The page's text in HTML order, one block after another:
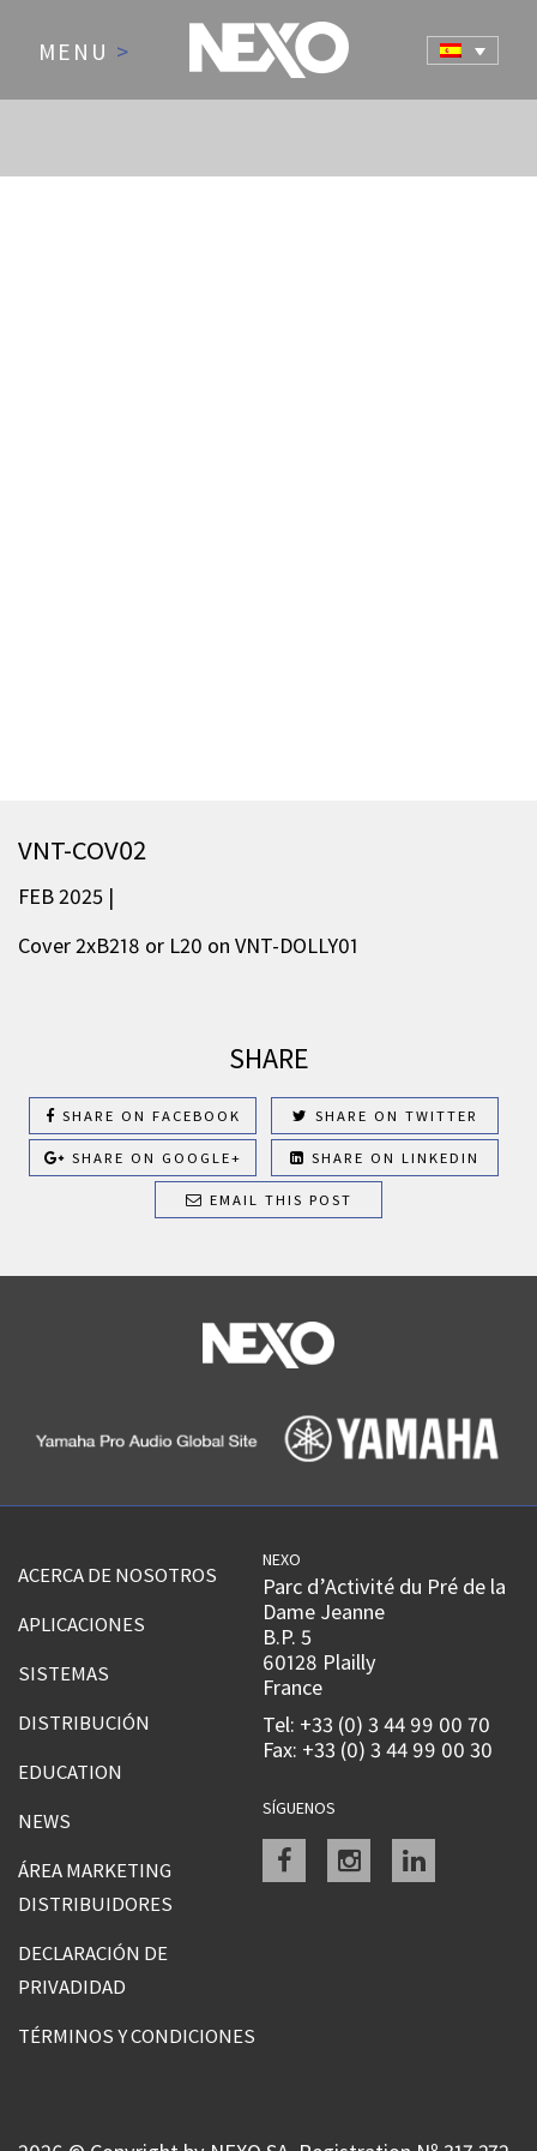
MENU >
VNT-COV02
FEB 2025 |
Cover 2xB218 or L20 on VNT-DOLLY01
SHARE
SHARE ON FACEBOOK SHARE ON TWITTER
SHARE ON GOOGLE+ SHARE ON LINKEDIN
EMAIL THIS POST
ACERCA DE NOSOTROS
APLICACIONES
SISTEMAS
DISTRIBUCIÓN
EDUCATION
NEWS
ÁREA MARKETING
DISTRIBUIDORES
DECLARACIÓN DE
PRIVADIDAD
TÉRMINOS Y CONDICIONES
NEXO
Parc d’Activité du Pré de la
Dame Jeanne
B.P. 5
60128 Plailly
France
Tel: +33 (0) 3 44 99 00 70
Fax: +33 (0) 3 44 99 00 30
SÍGUENOS
Facebookinstagramlinkedin